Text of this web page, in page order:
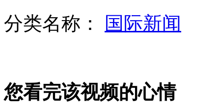
保安学英语邂逅瑞典女孩 出国结婚
分类名称：
国际新闻
您看完该视频的心情